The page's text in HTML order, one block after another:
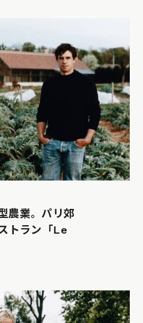
農業。パリ郊
トラン「Le